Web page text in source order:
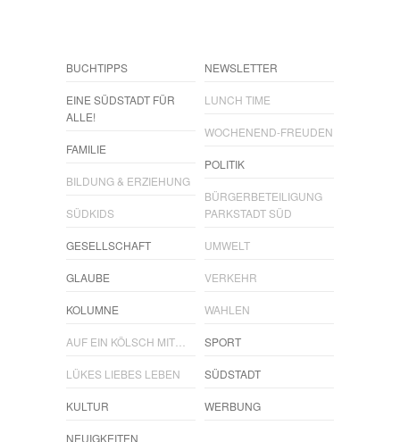
BUCHTIPPS
EINE SÜDSTADT FÜR
ALLE!
FAMILIE
BILDUNG & ERZIEHUNG
SÜDKIDS
GESELLSCHAFT
GLAUBE
KOLUMNE
AUF EIN KÖLSCH MIT…
LÜKES LIEBES LEBEN
KULTUR
NEUIGKEITEN
NEWSLETTER
LUNCH TIME
WOCHENEND-FREUDEN
POLITIK
BÜRGERBETEILIGUNG
PARKSTADT SÜD
UMWELT
VERKEHR
WAHLEN
SPORT
SÜDSTADT
WERBUNG